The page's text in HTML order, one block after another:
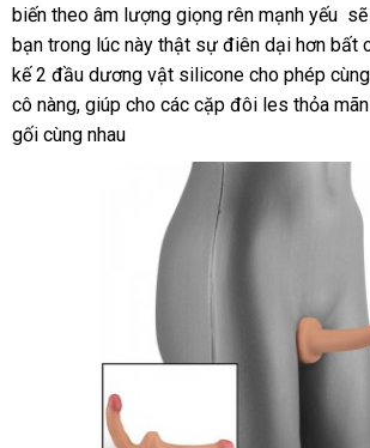
sự
trải
nghiệm
vời
biến theo âm lượng giọng rên mạnh yếu
bạn trong lúc này thật sự điên dại hơn tự
động
bất
kế 2 đầu dương vật silicone cho phép
cô nàngvoucher
, giúp cho nơi
các cặp đôi les thỏa mãn
gối cùng nhau